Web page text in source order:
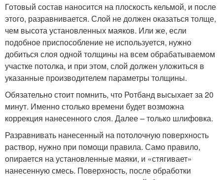
Готовый состав наносится на плоскость кельмой, и после
этого, разравнивается. Слой не должен оказаться толще,
чем высота установленных маяков. Или же, если
подобное приспособление не используется, нужно
добиться слоя одной толщины на всем обрабатываемом
участке потолка, и при этом, слой должен уложиться в
указанные производителем параметры толщины.
Обязательно стоит помнить, что Ротбанд высыхает за 20
минут. Именно столько времени будет возможна
коррекция нанесенного слоя. Далее – только шлифовка.
Разравнивать нанесенный на потолочную поверхность
раствор, нужно при помощи правила. Само правило,
опирается на установленные маяки, и «стягивает»
нанесенную смесь. Поверхность, после обработки